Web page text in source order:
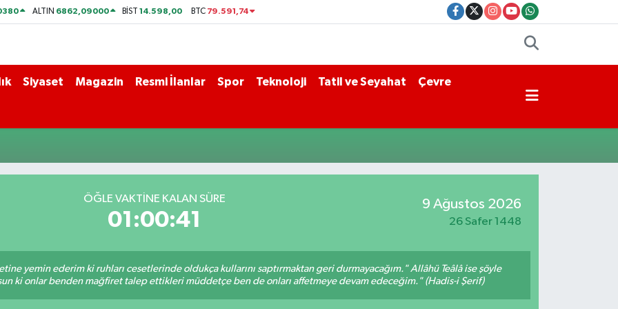
ALTIN 6862,09000 BİST14.598,00 BTC 79.591,74
Siyaset Magazin Resmi İlanlar Spor Teknoloji Tatil ve Seyahat Çevre
ÖĞLE VAKTİNE KALAN SÜRE
01:00:41
9 Ağustos 2026
26 Safer 1448
yemin ederim ki ruhları cesetlerinde oldukça kullarını saptırmaktan geri durmayacağım." Allâhü Teâlâ ise şöyle
ki onlar benden mağfiret talep ettikleri müddetçe ben de onları affetmeye devam edeceğim." (Hadis-i Şerif)